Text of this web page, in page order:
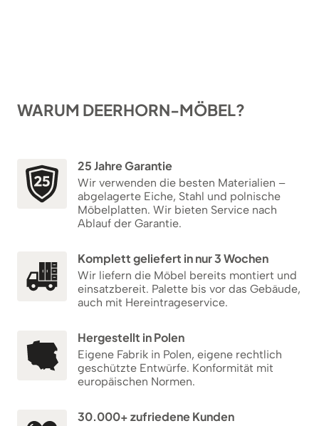
WARUM DEERHORN-MÖBEL?
25 Jahre Garantie
Wir verwenden die besten Materialien –
abgelagerte Eiche, Stahl und polnische
Möbelplatten. Wir bieten Service nach
Ablauf der Garantie.
Komplett geliefert in nur 3 Wochen
Wir liefern die Möbel bereits montiert und
einsatzbereit. Palette bis vor das Gebäude,
auch mit Hereintrageservice.
Hergestellt in Polen
Eigene Fabrik in Polen, eigene rechtlich
geschützte Entwürfe. Konformität mit
europäischen Normen.
30.000+ zufriedene Kunden